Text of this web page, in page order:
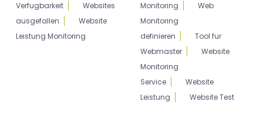
Verfugbarkeit
Websites
ausgefallen
Website
Leistung Monitoring
Monitoring
Web
Monitoring
definieren
Tool fur
Webmaster
Website
Monitoring
Service
Website
Leistung
Website Test